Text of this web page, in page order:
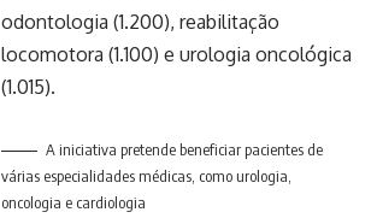
odontologia (1.200), reabilitação
locomotora (1.100) e urologia oncológica
(1.015).
A iniciativa pretende beneficiar pacientes de
várias especialidades médicas, como urologia,
oncologia e cardiologia